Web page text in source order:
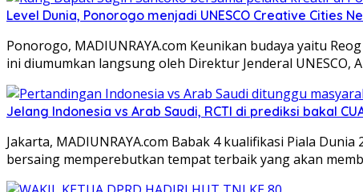
Level Dunia, Ponorogo menjadi UNESCO Creative Cities
Ponorogo, MADIUNRAYA.com Keunikan budaya yaitu
ini diumumkan langsung oleh Direktur Jenderal UNESCO,
Jelang Indonesia vs Arab Saudi, RCTI di prediksi bakal
Jakarta, MADIUNRAYA.com Babak 4 kualifikasi Piala
bersaing memperebutkan tempat terbaik yang akan